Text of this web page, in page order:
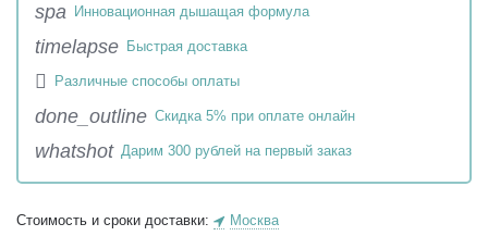
spa Инновационная дышащая формула
timelapse Быстрая доставка
 Различные способы оплаты
done_outline Скидка 5% при оплате онлайн
whatshot Дарим 300 рублей на первый заказ
Стоимость и сроки доставки:
Москва